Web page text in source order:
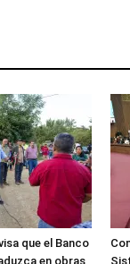
que el Banco
en obras